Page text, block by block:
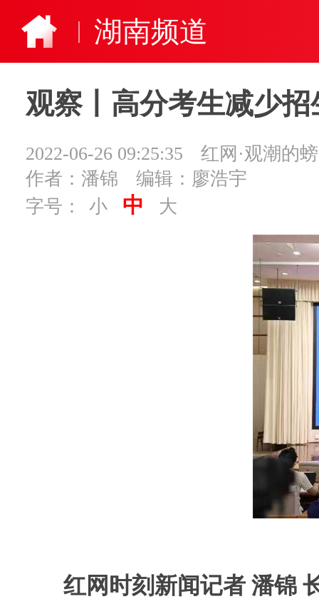
湖南频道
观察丨高分考生减少
2022-06-26 09:25:35
红网·观潮的
作者：潘锦
编辑：廖浩宇
字号：
小 中 大
红网时刻新闻记者 潘锦